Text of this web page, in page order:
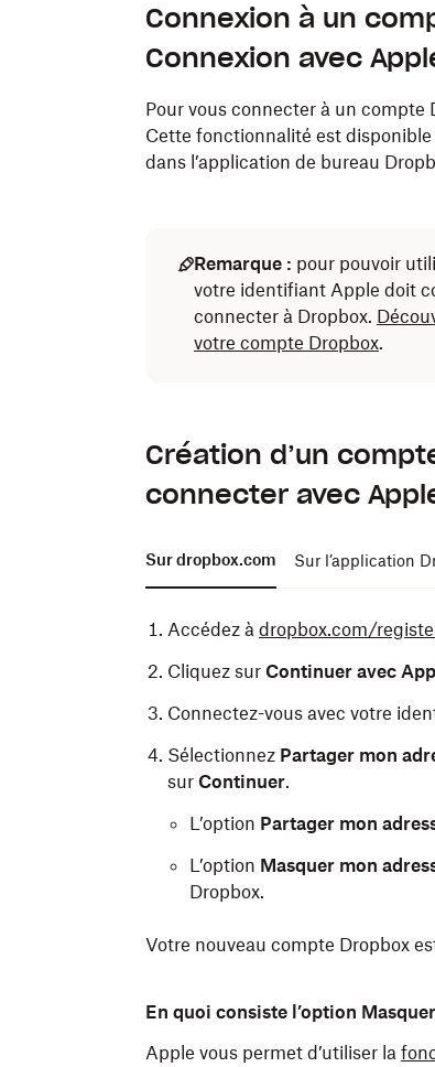
Connexion à un
Connexion avec
Pour vous connecter à un
Cette fonctionnalité est
dans l’application de bureau
Remarque : pour pouvoir
votre identifiant Apple doit
connecter à Dropbox.
votre compte Dropbox.
Création d’un
connecter avec
Sur dropbox.com Sur l’application
Accédez à dropbox.com/
Cliquez sur Continuer avec
Connectez-vous avec votre
Sélectionnez Partager mon
sur Continuer.
L’option Partager mon
L’option Masquer mon
Dropbox.
Votre nouveau compte Dropbox
Appuyez sur
Connexion avec
En quoi consiste l’option
Apple vous permet d’utiliser la